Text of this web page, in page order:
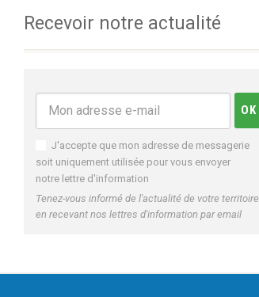
Recevoir notre actualité
J'accepte que mon adresse de messagerie
soit uniquement utilisée pour vous envoyer
notre lettre d'information
Tenez-vous informé de l'actualité de votre territoire
en recevant nos lettres d'information par email